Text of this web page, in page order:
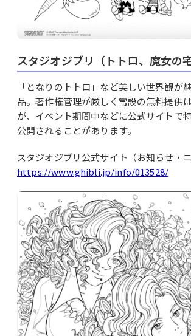
スタジオジブリ（トトロ、魔女の
「となりのトトロ」など美しい世界観が
品。著作権管理が厳しく常設の無料提供
が、イベント期間中などに公式サイトで
公開されることがあります。
スタジオジブリ公式サイト（お知らせ・
https://www.ghibli.jp/info/013528/